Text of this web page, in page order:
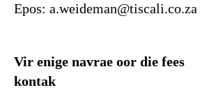
Epos: a.weideman@tiscali.co.za
Vir enige navrae oor die fees
kontak